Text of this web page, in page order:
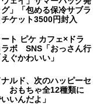
」「包める保冷サブラ
ケット3500円封入
ート ピケ カフェ×ドラ
ラボ SNS「おっさん行
ぐかわいい」
ナルド、次のハッピーセ
おもちゃ全12種類に
いんだよ」